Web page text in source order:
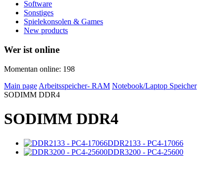
Software
Sonstiges
Spielekonsolen & Games
New products
Wer ist online
Momentan online: 198
Main page Arbeitsspeicher- RAM Notebook/Laptop Speicher
SODIMM DDR4
SODIMM DDR4
DDR2133 - PC4-17066
DDR3200 - PC4-25600